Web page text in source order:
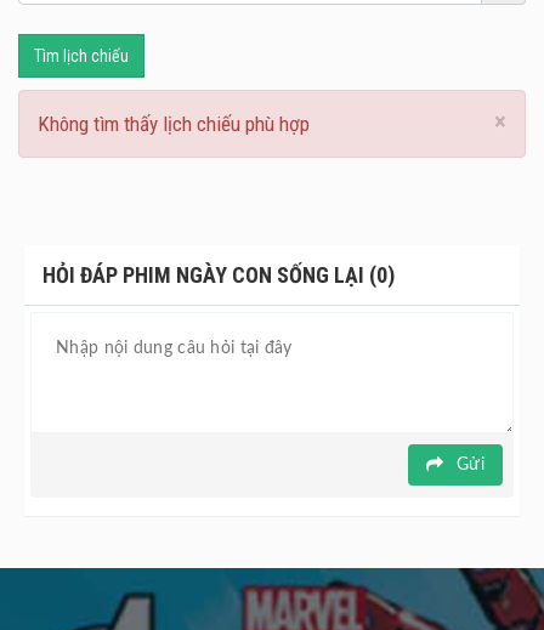
Tìm lịch chiếu
×
Không tìm thấy lịch chiếu phù hợp
HỎI ĐÁP PHIM NGÀY CON SỐNG LẠI (0)
Gửi